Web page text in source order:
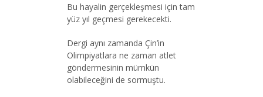
Bu hayalin gerçekleşmesi için tam
yüz yıl geçmesi gerekecekti.
Dergi aynı zamanda Çin’in
Olimpiyatlara ne zaman atlet
göndermesinin mümkün
olabileceğini de sormuştu.